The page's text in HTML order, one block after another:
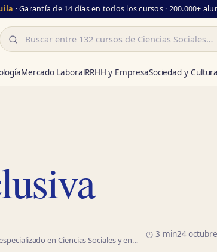
· Garantía de 14 días en todos los cursos · 200.000+
Buscar
Mercado LaboralRRHH y EmpresaSociedad y
en Ciencias Sociales y en…
◷ 3 min24